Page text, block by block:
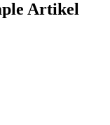
Artikel